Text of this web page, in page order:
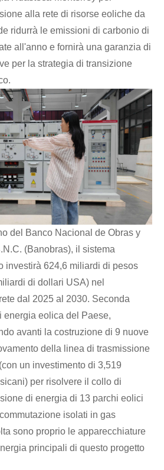
alla rete di risorse eoliche da
ridurrà le emissioni di carbonio di
all'anno e fornirà una garanzia di
per la strategia di transizione
del Banco Nacional de Obras y
(Banobras), il sistema
investirà 624,6 miliardi di pesos
di dollari USA) nel
dal 2025 al 2030. Seconda
energia eolica del Paese,
avanti la costruzione di 9 nuove
della linea di trasmissione
un investimento di 3,519
per risolvere il collo di
di energia di 13 parchi eolici
isolati in gas
sono proprio le apparecchiature
principali di questo progetto